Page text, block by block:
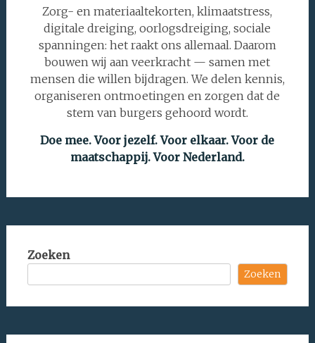
Zorg- en materiaaltekorten, klimaatstress,
digitale dreiging, oorlogsdreiging, sociale
spanningen: het raakt ons allemaal. Daarom
bouwen wij aan veerkracht — samen met
mensen die willen bijdragen. We delen kennis,
organiseren ontmoetingen en zorgen dat de
stem van burgers gehoord wordt.
Doe mee. Voor jezelf. Voor elkaar.Voor de
maatschappij. Voor Nederland.
Zoeken
Zoeken